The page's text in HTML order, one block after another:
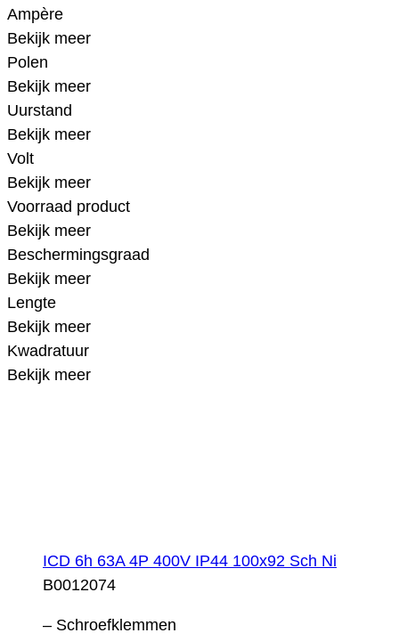
Ampère
Bekijk meer
Polen
Bekijk meer
Uurstand
Bekijk meer
Volt
Bekijk meer
Voorraad product
Bekijk meer
Beschermingsgraad
Bekijk meer
Lengte
Bekijk meer
Kwadratuur
Bekijk meer
ICD 6h 63A 4P 400V IP44 100x92 Sch Ni
B0012074
– Schroefklemmen